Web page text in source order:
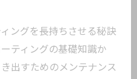
ングを長持ちさせる秘訣
ティングの基礎知識か
出すためのメンテナンス